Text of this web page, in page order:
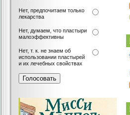
Нет, предпочитаем только
лекарства
Нет, думаем, что пластыри
малоэффективны
Нет, т. к. не знаем об
использовании пластырей
и их лечебных свойствах